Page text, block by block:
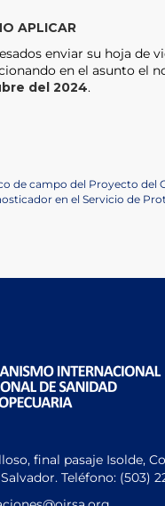
APLICAR
enviar su hoja de
en el asunto el
del 2024.
de campo del Proyecto del
en el Servicio de
final pasaje Isolde,
Teléfono: (503)